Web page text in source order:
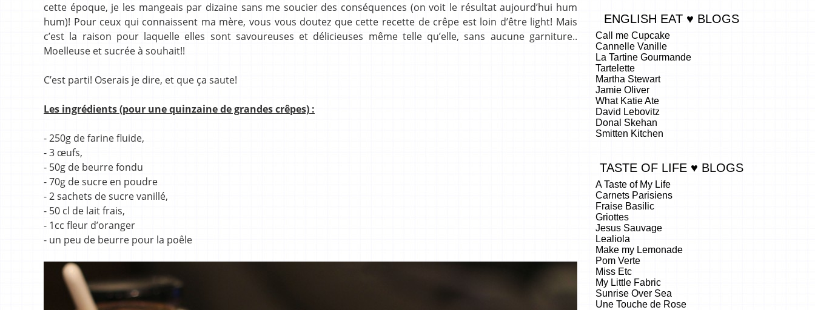
cette époque, je les mangeais par dizaine sans me soucier des conséquences (on voit le résultat aujourd’hui hum
hum)! Pour ceux qui connaissent ma mère, vous vous doutez que cette recette de crêpe est loin d’être light! Mais
c’est la raison pour laquelle elles sont savoureuses et délicieuses même telle qu’elle, sans aucune garniture..
Moelleuse et sucrée à souhait!!
C’est parti! Oserais je dire, et que ça saute!
Les ingrédients (pour une quinzaine de grandes crêpes) :
- 250g de farine fluide,
- 3 œufs,
- 50g de beurre fondu
- 70g de sucre en poudre
- 2 sachets de sucre vanillé,
- 50 cl de lait frais,
- 1cc fleur d’oranger
- un peu de beurre pour la poêle
ENGLISH EAT ♥ BLOGS
Call me Cupcake
Cannelle Vanille
La Tartine Gourmande
Tartelette
Martha Stewart
Jamie Oliver
What Katie Ate
David Lebovitz
Donal Skehan
Smitten Kitchen
TASTE OF LIFE ♥ BLOGS
A Taste of My Life
Carnets Parisiens
Fraise Basilic
Griottes
Jesus Sauvage
Lealiola
Make my Lemonade
Pom Verte
Miss Etc
My Little Fabric
Sunrise Over Sea
Une Touche de Rose